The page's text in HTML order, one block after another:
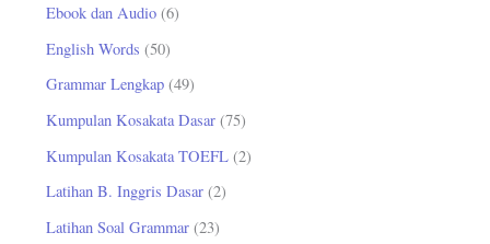
Ebook dan Audio (6)
English Words (50)
Grammar Lengkap (49)
Kumpulan Kosakata Dasar (75)
Kumpulan Kosakata TOEFL (2)
Latihan B. Inggris Dasar (2)
Latihan Soal Grammar (23)